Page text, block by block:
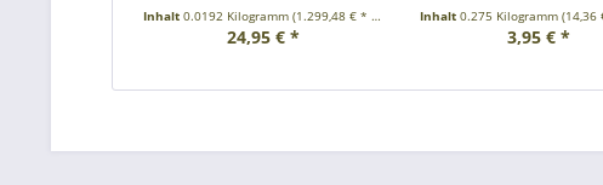
Inhalt 0.0192 Kilogramm (1.299,48 € * / 1 Kilogramm)
24,95 € *
Inhalt 0.275 Kilogramm (14,36 € *
3,95 € *